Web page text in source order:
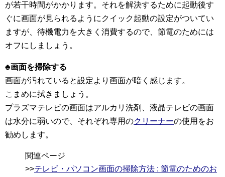
が若干時間がかかります。それを解決するために起動後す
ぐに画面が見られるようにクイック起動の設定がついてい
ますが、待機電力を大きく消費するので、節電のためには
オフにしましょう。
♣画面を掃除する
画面が汚れていると設定より画面が暗く感じます。
こまめに拭きましょう。
プラズマテレビの画面はアルカリ洗剤、液晶テレビの画面
は水分に弱いので、それぞれ専用のクリーナーの使用をお
勧めします。
関連ページ
>>テレビ・パソコン画面の掃除方法 : 節電のためのお